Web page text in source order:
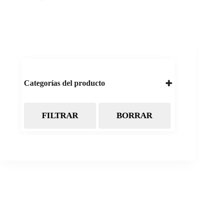
Categorías del producto
Almacenamiento
FILTRAR BORRAR